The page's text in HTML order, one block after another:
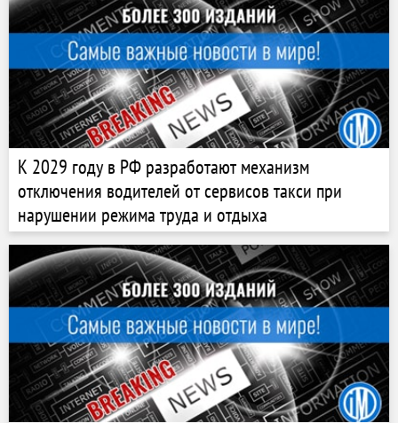
К 2029 году в РФ разработают механизм
отключения водителей от сервисов такси при
нарушении режима труда и отдыха